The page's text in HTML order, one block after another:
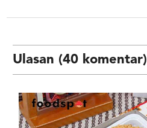
Ulasan (40 komentar)